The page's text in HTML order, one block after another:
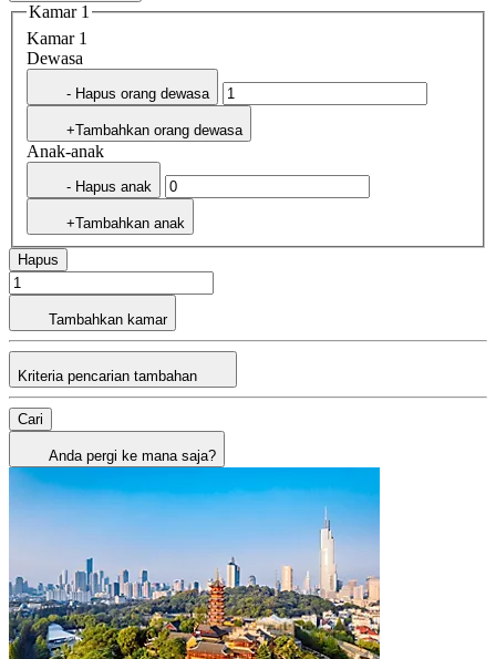
Kamar 1
Kamar 1
Dewasa
- Hapus orang dewasa
+Tambahkan orang dewasa
Anak-anak
- Hapus anak
+Tambahkan anak
Hapus
Tambahkan kamar
Kriteria pencarian tambahan
Cari
Anda pergi ke mana saja?